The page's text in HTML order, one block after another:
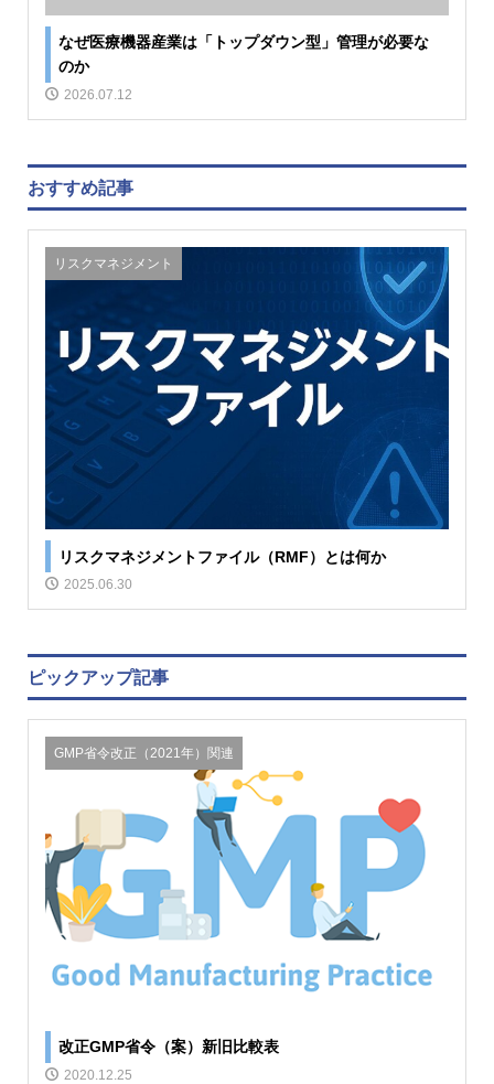
なぜ医療機器産業は「トップダウン型」管理が必要な
のか
2026.07.12
おすすめ記事
リスクマネジメント
リスクマネジメントファイル（RMF）とは何か
2025.06.30
ピックアップ記事
GMP省令改正（2021年）関連
改正GMP省令（案）新旧比較表
2020.12.25